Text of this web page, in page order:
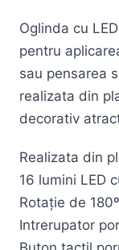
Oglinda cu
pentru
sau pensarea
realizata din
decorativ
Realizata din
16 lumini LED
Rotaţie de 180º
Intrerupator